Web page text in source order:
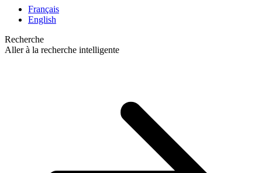
Français
English
Recherche
Aller à la recherche intelligente